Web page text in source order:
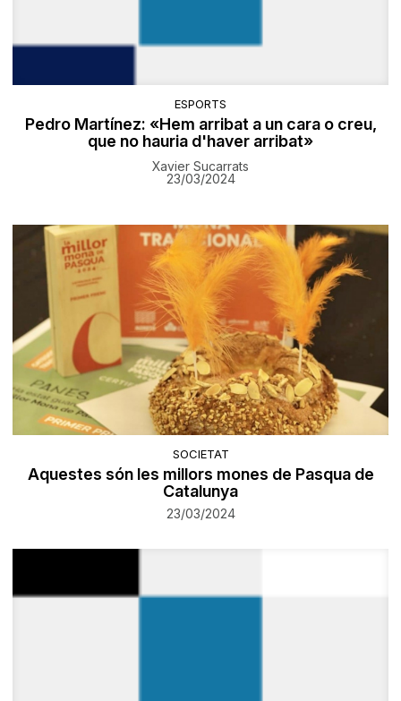
ESPORTS
Pedro Martínez: «Hem arribat a un cara o creu,
que no hauria d'haver arribat»
Xavier Sucarrats
23/03/2024
SOCIETAT
Aquestes són les millors mones de Pasqua de
Catalunya
23/03/2024